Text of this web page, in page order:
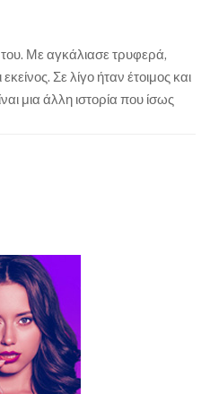
Με αγκάλιασε τρυφερά,
Σε λίγο ήταν έτοιμος και
μια άλλη ιστορία που ίσως
Θεσσαλονίκη
Τελευταίες ημέρες ως φοιτητής